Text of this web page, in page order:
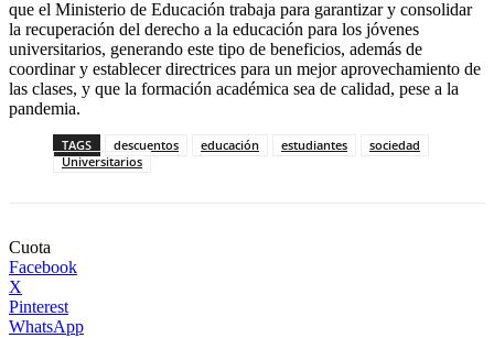
que el Ministerio de Educación trabaja para garantizar y consolidar
la recuperación del derecho a la educación para los jóvenes
universitarios, generando este tipo de beneficios, además de
coordinar y establecer directrices para un mejor aprovechamiento de
las clases, y que la formación académica sea de calidad, pese a la
pandemia.
TAGS descuentos educación estudiantes
sociedad
Universitarios
Cuota
Facebook
X
Pinterest
WhatsApp